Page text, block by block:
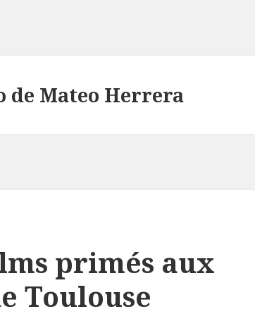
de Mateo Herrera
primés aux
Toulouse